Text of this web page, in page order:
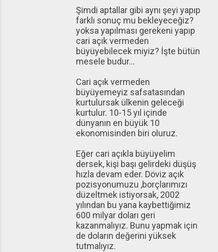
Şimdi aptallar gibi aynı şeyi yapıp
farklı sonuç mu bekleyeceğiz?
yoksa yapılması gerekeni yapıp
cari açık vermeden
büyüyebilecek miyiz? İşte bütün
mesele budur...
Cari açık vermeden
büyüyemeyiz safsatasından
kurtulursak ülkenin geleceği
kurtulur. 10-15 yıl içinde
dünyanın en büyük 10
ekonomisinden biri oluruz.
Eğer cari açıkla büyüyelim
dersek, kişi başı gelirdeki düşüş
hızla devam eder. Döviz açık
pozisyonumuzu ,borçlarımızı
düzeltmek istiyorsak, 2002
yılından bu yana kaybettiğimiz
600 milyar doları geri
kazanmalıyız. Bunu yapmak için
de doların değerini yüksek
tutmalıyız.